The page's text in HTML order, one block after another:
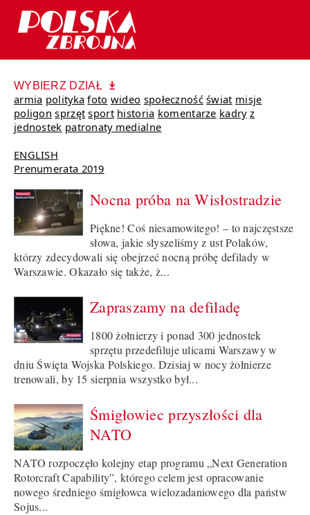
WYBIERZ DZIAŁ
armia polityka foto wideo społeczność świat misje
poligon sprzęt sport historia komentarze kadry z
jednostek patronaty medialne
ENGLISH
Prenumerata 2019
Nocna próba na Wisłostradzie
Piękne! Coś niesamowitego! – to najczęstsze
słowa, jakie słyszeliśmy z ust Polaków,
którzy zdecydowali się obejrzeć nocną próbę defilady w
Warszawie. Okazało się także, ż...
Zapraszamy na defiladę
1800 żołnierzy i ponad 300 jednostek
sprzętu przedefiluje ulicami Warszawy w
dniu Święta Wojska Polskiego. Dzisiaj w nocy żołnierze
trenowali, by 15 sierpnia wszystko był...
Śmigłowiec przyszłości dla
NATO
NATO rozpoczęło kolejny etap programu „Next Generation
Rotorcraft Capability”, którego celem jest opracowanie
nowego średniego śmigłowca wielozadaniowego dla państw
Sojus...